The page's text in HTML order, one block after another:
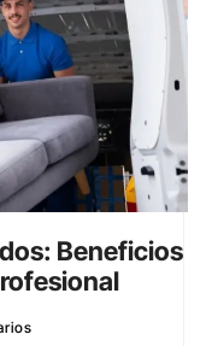
Beneficios